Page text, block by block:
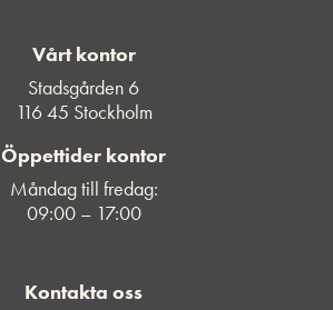
Vårt kontor
Stadsgården 6
116 45 Stockholm
Öppettider kontor
Måndag till fredag:
09:00 – 17:00
Kontakta oss